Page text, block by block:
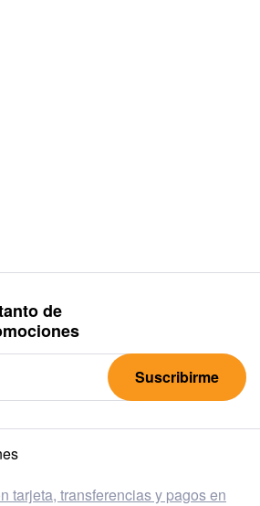
de
Suscribirme
tarjeta, transferencias y pagos en